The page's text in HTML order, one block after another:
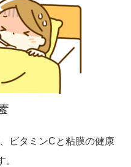
ビタミンCと粘膜の健康